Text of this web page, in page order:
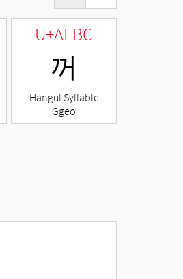
U+AEBC
꺼
Hangul Syllable
Ggeo